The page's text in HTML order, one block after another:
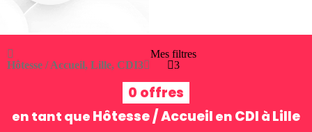
Hôtesse / Accueil, Lille, CDI3
Mes filtres
3
0 offres
en tant que Hôtesse / Accueil en CDI à Lille